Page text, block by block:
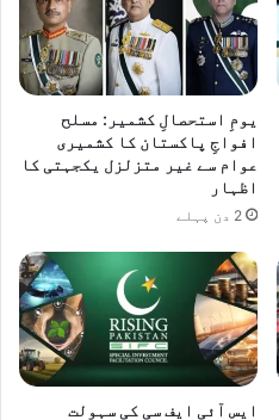
یومِ استحصالِ کشمیر: مسلح
افواجِ پاکستان کا کشمیری
عوام سے غیر متزلزل یکجہتی کا
اظہار
2 دن پہلے
ایس آئی ایف سی کی سہولت